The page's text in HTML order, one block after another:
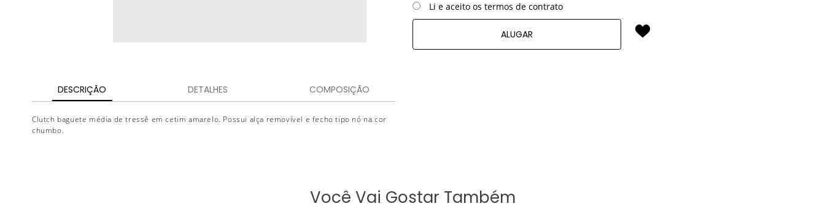
DESCRIÇÃO DETALHES COMPOSIÇÃO
Clutch baguete média de tressê em cetim amarelo. Possui alça removível e fecho tipo nó na cor
chumbo.
Li e aceito os termos de contrato
ALUGAR
Você Vai Gostar Também